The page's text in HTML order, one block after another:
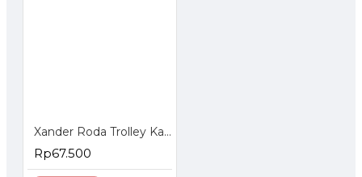
Xander Roda Trolley Karet 8 inch - Roda Troli Hidup
Rp67.500